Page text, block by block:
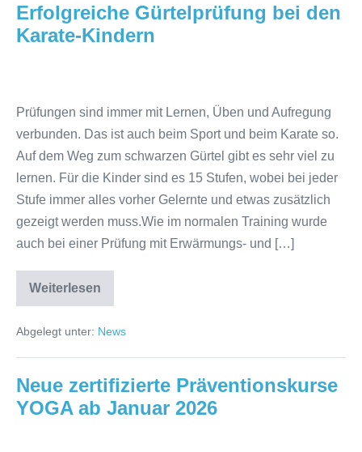
Erfolgreiche Gürtelprüfung bei den
Karate-Kindern
bei
den
Karate-
Kindern
Prüfungen sind immer mit Lernen, Üben und Aufregung
verbunden. Das ist auch beim Sport und beim Karate so.
Auf dem Weg zum schwarzen Gürtel gibt es sehr viel zu
lernen. Für die Kinder sind es 15 Stufen, wobei bei jeder
Stufe immer alles vorher Gelernte und etwas zusätzlich
gezeigt werden muss.Wie im normalen Training wurde
auch bei einer Prüfung mit Erwärmungs- und […]
Weiterlesen
Erfolgreiche
Gürtelprüfung
den
Kindern
Abgelegt unter: News
Neue zertifizierte Präventionskurse
YOGA ab Januar 2026